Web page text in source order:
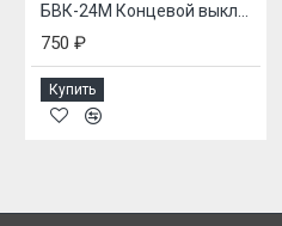
БВК-24М Концевой выключатель
750 ₽
Купить